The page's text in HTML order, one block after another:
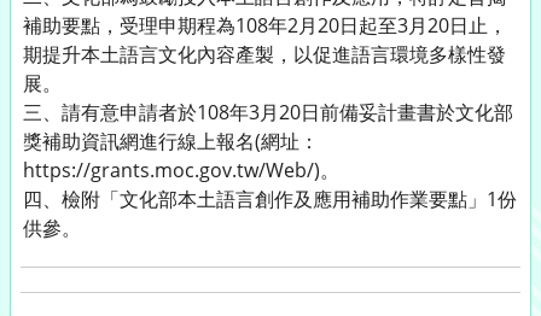
補助要點，受理申期程為108年2月20日起至3月20日止，
期提升本土語言文化內容產製，以促進語言環境多樣性發
展。
三、請有意申請者於108年3月20日前備妥計畫書於文化部
獎補助資訊網進行線上報名(網址：
https://grants.moc.gov.tw/Web/)。
四、檢附「文化部本土語言創作及應用補助作業要點」1份
供參。